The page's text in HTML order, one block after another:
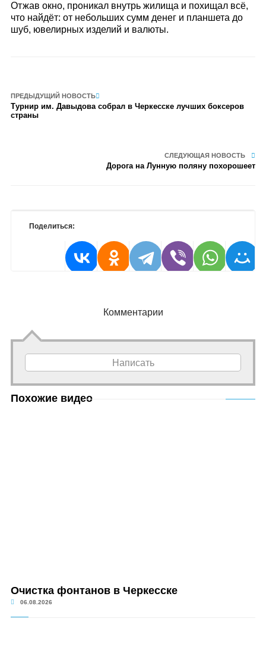
Отжав окно, проникал внутрь жилища и похищал всё,
что найдёт: от небольших сумм денег и планшета до
шуб, ювелирных изделий и валюты.
ПРЕДЫДУЩИЙ НОВОСТЬ
Турнир им. Давыдова собрал в Черкесске лучших боксеров
страны
СЛЕДУЮЩАЯ НОВОСТЬ
Дорога на Лунную поляну похорошеет
Поделиться:
Комментарии
Написать
Похожие видео
Очистка фонтанов в Черкесске
06.08.2026